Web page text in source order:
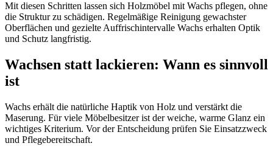
Mit diesen Schritten lassen sich Holzmöbel mit Wachs pflegen, ohne
die Struktur zu schädigen. Regelmäßige Reinigung gewachster
Oberflächen und gezielte Auffrischintervalle Wachs erhalten Optik
und Schutz langfristig.
Wachsen statt lackieren: Wann es sinnvoll
ist
Wachs erhält die natürliche Haptik von Holz und verstärkt die
Maserung. Für viele Möbelbesitzer ist der weiche, warme Glanz ein
wichtiges Kriterium. Vor der Entscheidung prüfen Sie Einsatzzweck
und Pflegebereitschaft.